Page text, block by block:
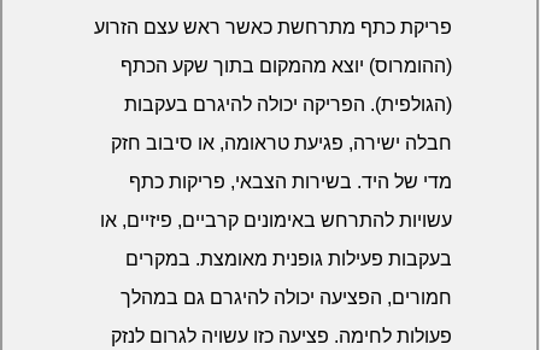
פריקת כתף מתרחשת כאשר ראש עצם הזרוע
(ההומרוס) יוצא מהמקום בתוך שקע הכתף
(הגולפית). הפריקה יכולה להיגרם בעקבות
חבלה ישירה, פגיעת טראומה, או סיבוב חזק
מדי של היד. בשירות הצבאי, פריקות כתף
עשויות להתרחש באימונים קרביים, פיזיים, או
בעקבות פעילות גופנית מאומצת. במקרים
חמורים, הפציעה יכולה להיגרם גם במהלך
פעולות לחימה. פציעה כזו עשויה לגרום לנזק